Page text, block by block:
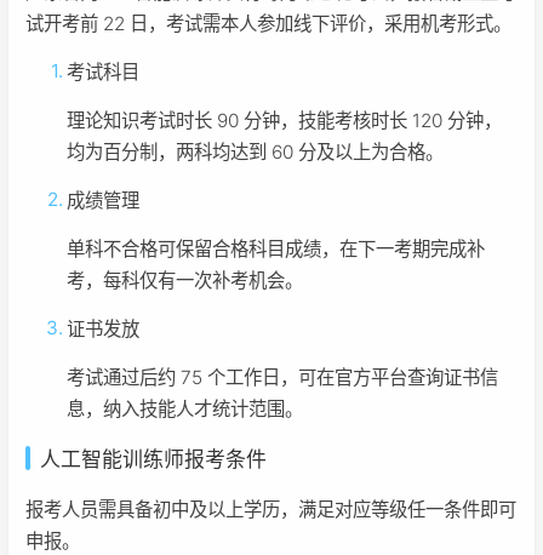
试开考前 22 日，考试需本人参加线下评价，采用机考形式。
考试科目
理论知识考试时长 90 分钟，技能考核时长 120 分钟，
均为百分制，两科均达到 60 分及以上为合格。
成绩管理
单科不合格可保留合格科目成绩，在下一考期完成补
考，每科仅有一次补考机会。
证书发放
考试通过后约 75 个工作日，可在官方平台查询证书信
息，纳入技能人才统计范围。
人工智能训练师报考条件
报考人员需具备初中及以上学历，满足对应等级任一条件即可
申报。